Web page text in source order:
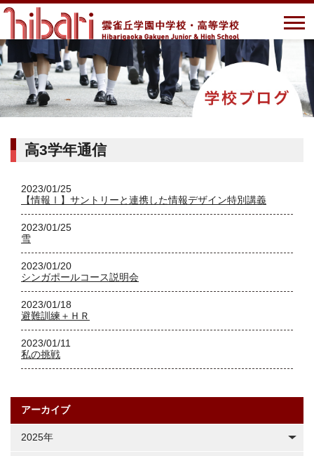
高3学年通信
2023/01/25
【情報Ⅰ】サントリーと連携した情報デザイン特別講義
2023/01/25
雪
2023/01/20
シンガポールコース説明会
2023/01/18
避難訓練＋ＨＲ
2023/01/11
私の挑戦
アーカイブ
2025年